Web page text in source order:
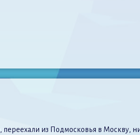
из Подмосковья в Москву,